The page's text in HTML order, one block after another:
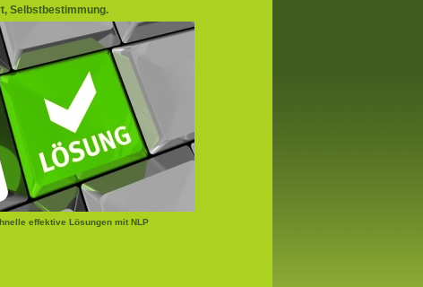
Selbstbestimmung.
effektive Lösungen mit NLP